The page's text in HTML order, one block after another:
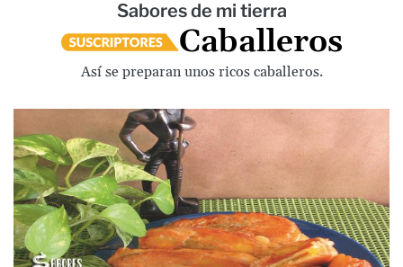
Sabores de mi tierra
Caballeros
Así se preparan unos ricos caballeros.